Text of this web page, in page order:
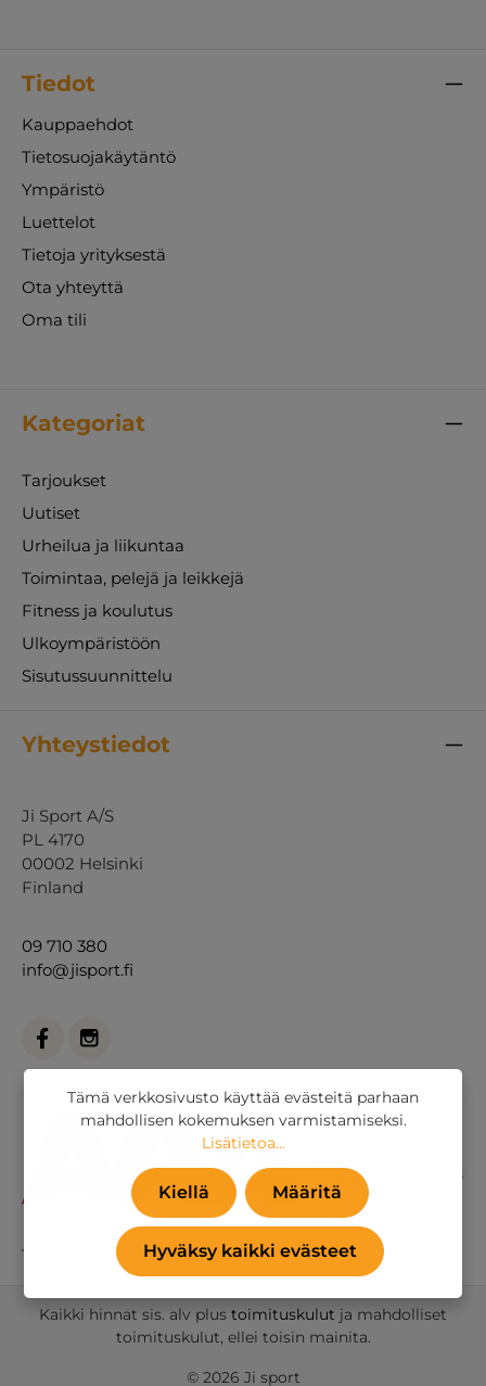
Tiedot
Kauppaehdot
Tietosuojakäytäntö
Ympäristö
Luettelot
Tietoja yrityksestä
Ota yhteyttä
Oma tili
Kategoriat
Tarjoukset
Uutiset
Urheilua ja liikuntaa
Toimintaa, pelejä ja leikkejä
Fitness ja koulutus
Ulkoympäristöön
Sisutussuunnittelu
Yhteystiedot
Ji Sport A/S
PL 4170
00002 Helsinki
Finland
09 710 380
info@jisport.fi
Tai yhteydenottolomakkeella.
© 2026 Ji sport
Kaikki hinnat sis. alv plus toimituskulut ja mahdolliset
toimituskulut, ellei toisin mainita.
Tämä verkkosivusto käyttää evästeitä parhaan
mahdollisen kokemuksen varmistamiseksi.
Lisätietoa...
Kiellä Määritä
Hyväksy kaikki evästeet